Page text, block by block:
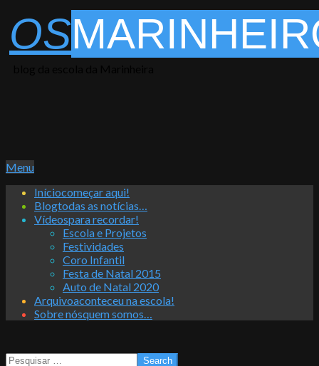
to
content
OS
Primary
Menu
Menu
Iníciocomeçar aqui!
Blogtodas as notícias…
Vídeospara recordar!
Escola e Projetos
Festividades
Coro Infantil
Festa de Natal 2015
Auto de Natal 2020
Arquivoaconteceu na escola!
Sobre nósquem somos…
Search